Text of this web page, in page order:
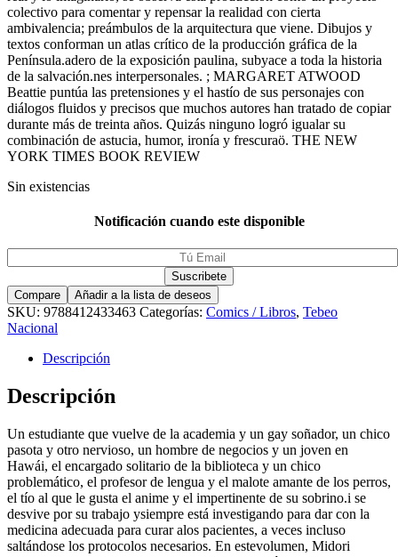
colectivo para comentar y repensar la realidad con cierta
ambivalencia; preámbulos de la arquitectura que viene. Dibujos y
textos conforman un atlas crítico de la producción gráfica de la
Península.adero de la exposición paulina, subyace a toda la historia
de la salvación.nes interpersonales. ; MARGARET ATWOOD
Beattie puntúa las pretensiones y el hastío de sus personajes con
diálogos fluidos y precisos que muchos autores han tratado de copiar
durante más de treinta años. Quizás ninguno logró igualar su
combinación de astucia, humor, ironía y frescuraö. THE NEW
YORK TIMES BOOK REVIEW
Sin existencias
Notificación cuando este disponible
Compare Añadir a la lista de deseos
SKU: 9788412433463 Categorías: Comics / Libros, Tebeo
Nacional
Descripción
Descripción
Un estudiante que vuelve de la academia y un gay soñador, un chico
pasota y otro nervioso, un hombre de negocios y un joven en
Hawái, el encargado solitario de la biblioteca y un chico
problemático, el profesor de lengua y el malote amante de los perros,
el tío al que le gusta el anime y el impertinente de su sobrino.i se
desvive por su trabajo ysiempre está investigando para dar con la
medicina adecuada para curar alos pacientes, a veces incluso
saltándose los protocolos necesarios. En estevolumen, Midori